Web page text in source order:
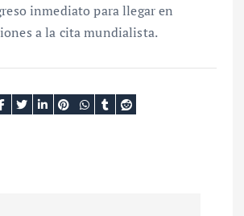
inmediato para llegar en
a la cita mundialista.